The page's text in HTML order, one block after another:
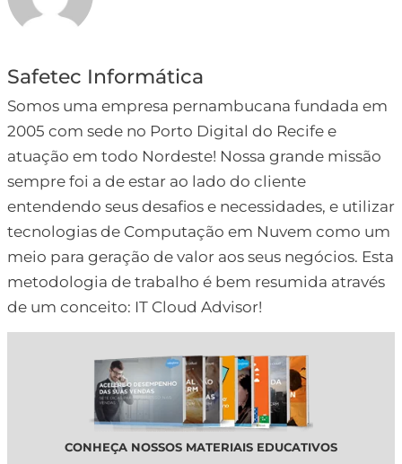
Safetec Informática
Somos uma empresa pernambucana fundada em
2005 com sede no Porto Digital do Recife e
atuação em todo Nordeste! Nossa grande missão
sempre foi a de estar ao lado do cliente
entendendo seus desafios e necessidades, e utilizar
tecnologias de Computação em Nuvem como um
meio para geração de valor aos seus negócios. Esta
metodologia de trabalho é bem resumida através
de um conceito: IT Cloud Advisor!
CONHEÇA NOSSOS MATERIAIS EDUCATIVOS